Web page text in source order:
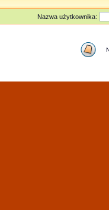
Nazwa użytkownika: